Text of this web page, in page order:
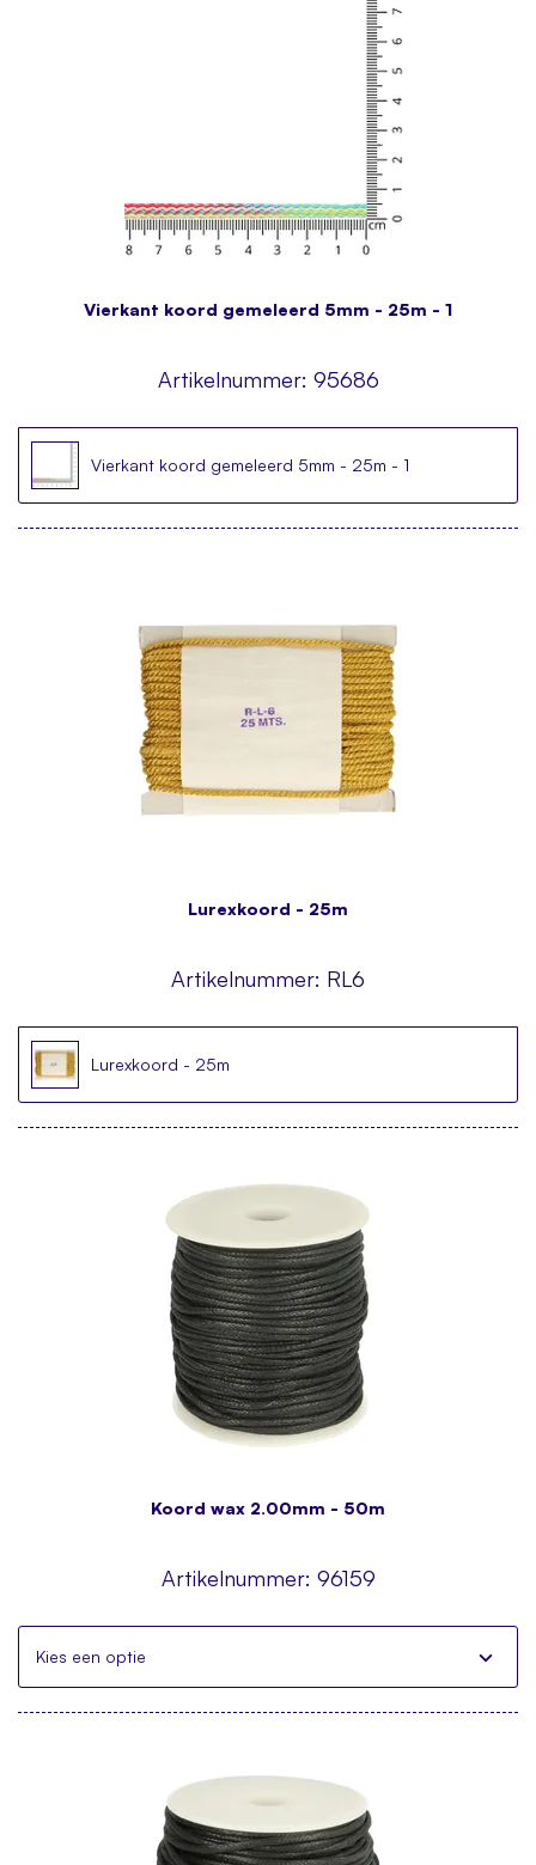
Vierkant koord gemeleerd 5mm - 25m - 1
Artikelnummer: 95686
Vierkant koord gemeleerd 5mm - 25m - 1
Lurexkoord - 25m
Artikelnummer: RL6
Lurexkoord - 25m
Koord wax 2.00mm - 50m
Artikelnummer: 96159
Kies een optie